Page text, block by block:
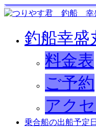
釣船幸盛
料金表
ご予約
アク
乗合船の出船予定日